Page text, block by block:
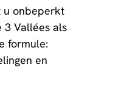
u onbeperkt
3 Vallées als
formule:
en